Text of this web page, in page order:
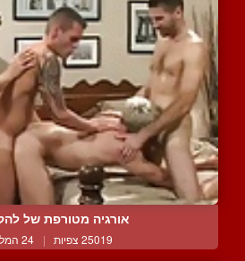
אורגיה מטורפת של
25019 צפיות | 24 המלצות